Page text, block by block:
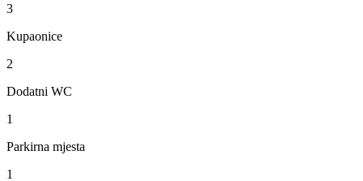
3
Kupaonice
2
Dodatni WC
1
Parkirna mjesta
1